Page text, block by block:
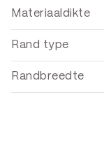
Materiaaldikte
Rand type
Randbreedte